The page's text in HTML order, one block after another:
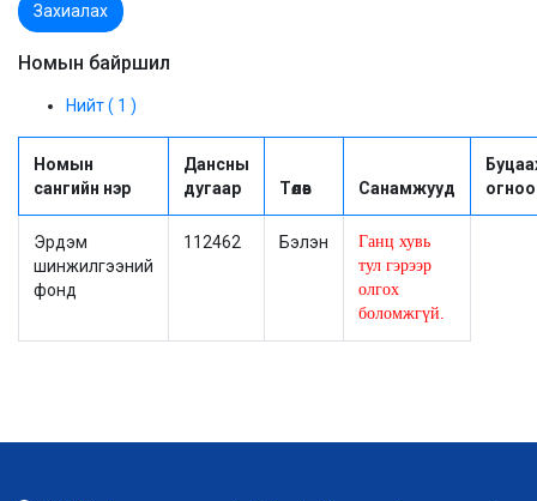
Захиалах
Номын байршил
Нийт ( 1 )
Номын
сангийн нэр
Дансны
дугаар
Төлөв Санамжууд
огноо
Эрдэм
шинжилгээний
фонд
112462 Бэлэн
Ганц хувь
тул гэрээр
олгох
боломжгүй.